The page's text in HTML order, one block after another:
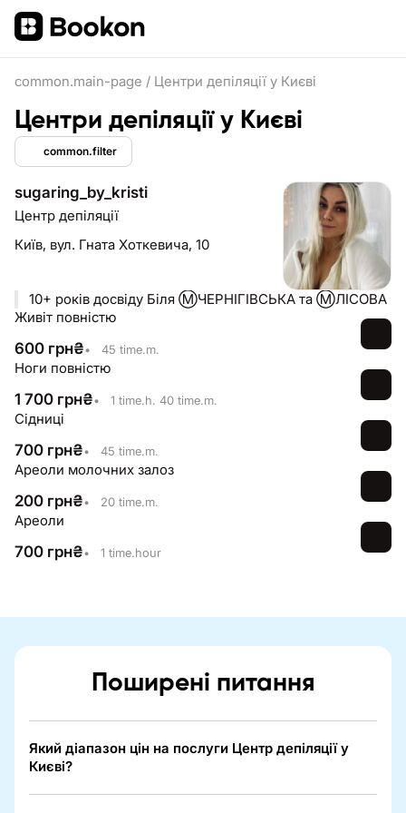
common.main-page / Центри депіляції у Києві
Центри депіляції у Києві
common.filter
sugaring_by_kristi
Центр депіляції
Київ, вул. Гната Хоткевича, 10
10+ років досвіду Біля Ⓜ️ЧЕРНІГІВСЬКА та Ⓜ️ЛІСОВА
Живіт повністю
600 грн₴• 45 time.m.
Ноги повністю
1 700 грн₴• 1 time.h. 40 time.m.
Сідниці
700 грн₴• 45 time.m.
Ареоли молочних залоз
200 грн₴• 20 time.m.
Ареоли
700 грн₴• 1 time.hour
Поширені питання
Який діапазон цін на послуги Центр депіляції у
Києві?